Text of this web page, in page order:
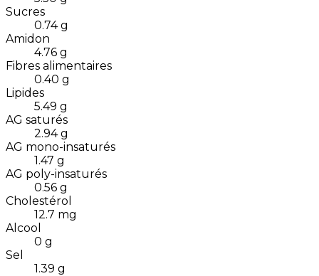
Sucres
0.74 g
Amidon
4.76 g
Fibres alimentaires
0.40 g
Lipides
5.49 g
AG saturés
2.94 g
AG mono-insaturés
1.47 g
AG poly-insaturés
0.56 g
Cholestérol
12.7 mg
Alcool
0 g
Sel
1.39 g